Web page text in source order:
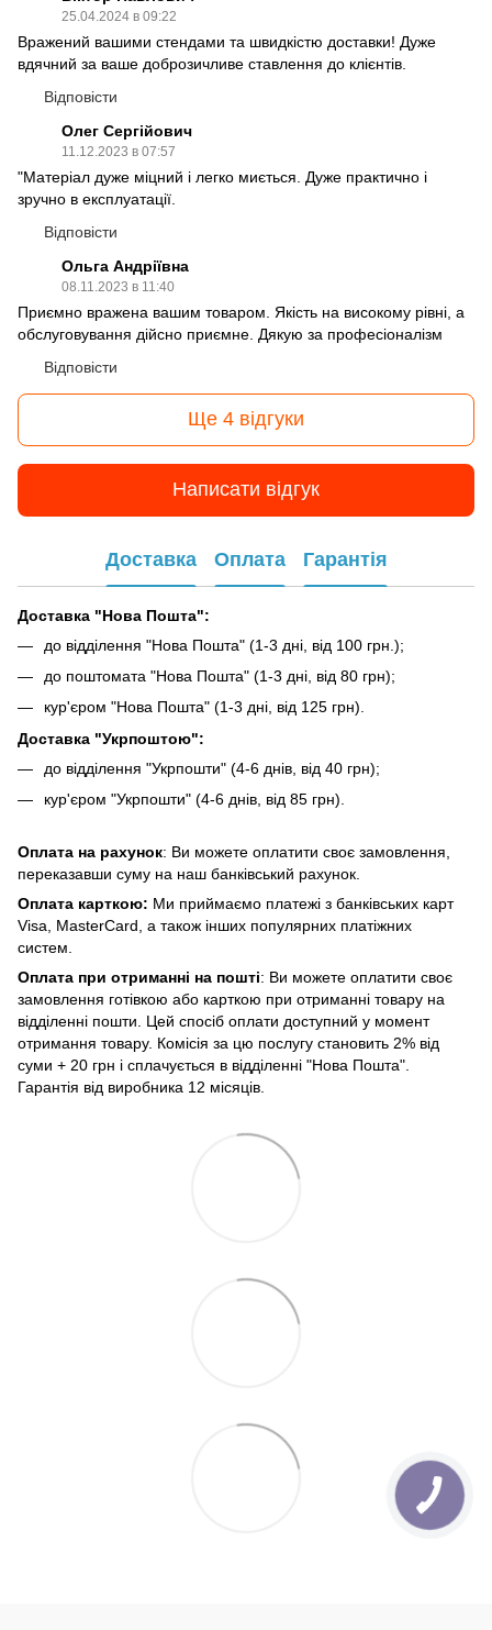
25.04.2024 в 09:22
Вражений вашими стендами та швидкістю доставки! Дуже
вдячний за ваше доброзичливе ставлення до клієнтів.
Відповісти
Олег Сергійович
11.12.2023 в 07:57
"Матеріал дуже міцний і легко миється. Дуже практично і
зручно в експлуатації.
Відповісти
Ольга Андріївна
08.11.2023 в 11:40
Приємно вражена вашим товаром. Якість на високому рівні, а
обслуговування дійсно приємне. Дякую за професіоналізм
Відповісти
Ще 4 відгуки
Написати відгук
Доставка Оплата Гарантія
Доставка "Нова Пошта":
до відділення "Нова Пошта" (1-3 дні, від 100 грн.);
до поштомата "Нова Пошта" (1-3 дні, від 80 грн);
кур'єром "Нова Пошта" (1-3 дні, від 125 грн).
Доставка "Укрпоштою":
до відділення "Укрпошти" (4-6 днів, від 40 грн);
кур'єром "Укрпошти" (4-6 днів, від 85 грн).
Оплата на рахунок: Ви можете оплатити своє замовлення,
переказавши суму на наш банківський рахунок.
Оплата карткою: Ми приймаємо платежі з банківських карт
Visa, MasterCard, а також інших популярних платіжних
систем.
Оплата при отриманні на пошті: Ви можете оплатити своє
замовлення готівкою або карткою при отриманні товару на
відділенні пошти. Цей спосіб оплати доступний у момент
отримання товару. Комісія за цю послугу становить 2% від
суми + 20 грн і сплачується в відділенні "Нова Пошта".
Гарантія від виробника 12 місяців.